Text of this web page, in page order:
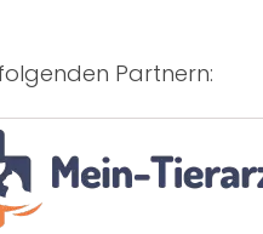
Partnern: